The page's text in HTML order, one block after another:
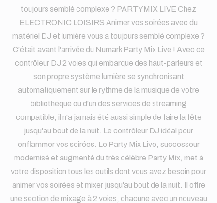
toujours semblé complexe ? PARTYMIX LIVE Chez
ELECTRONIC LOISIRS Animer vos soirées avec du
matériel DJ et lumière vous a toujours semblé complexe ?
C'était avant l'arrivée du Numark Party Mix Live ! Avec ce
contrôleur DJ 2 voies qui embarque des haut-parleurs et
son propre système lumière se synchronisant
automatiquement sur le rythme de la musique de votre
bibliothèque ou d'un des services de streaming
compatible, il n'a jamais été aussi simple de faire la fête
jusqu'au bout de la nuit. Le contrôleur DJ idéal pour
enflammer vos soirées. Le Party Mix Live, successeur
modernisé et augmenté du très célèbre Party Mix, met à
votre disposition tous les outils dont vous avez besoin pour
animer vos soirées et mixer jusqu'au bout de la nuit. Il offre
une section de mixage à 2 voies, chacune avec un nouveau